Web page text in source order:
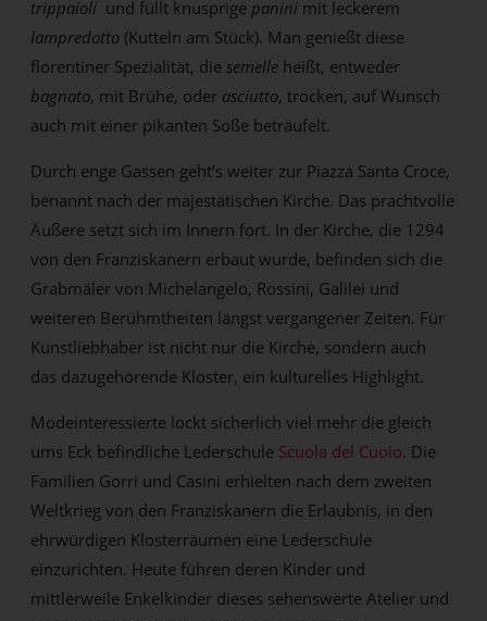
trippaioli und füllt knusprige panini mit leckerem
lampredotto (Kutteln am Stück). Man genießt diese
florentiner Spezialität, die semelle heißt, entweder
bagnato, mit Brühe, oder asciutto, trocken, auf Wunsch
auch mit einer pikanten Soße beträufelt.
Durch enge Gassen geht’s weiter zur Piazza Santa Croce,
benannt nach der majestätischen Kirche. Das prachtvolle
Äußere setzt sich im Innern fort. In der Kirche, die 1294
von den Franziskanern erbaut wurde, befinden sich die
Grabmäler von Michelangelo, Rossini, Galilei und
weiteren Berühmtheiten längst vergangener Zeiten. Für
Kunstliebhaber ist nicht nur die Kirche, sondern auch
das dazugehörende Kloster, ein kulturelles Highlight.
Modeinteressierte lockt sicherlich viel mehr die gleich
ums Eck befindliche Lederschule Scuola del Cuoio. Die
Familien Gorri und Casini erhielten nach dem zweiten
Weltkrieg von den Franziskanern die Erlaubnis, in den
ehrwürdigen Klosterräumen eine Lederschule
einzurichten. Heute führen deren Kinder und
mittlerweile Enkelkinder dieses sehenswerte Atelier und